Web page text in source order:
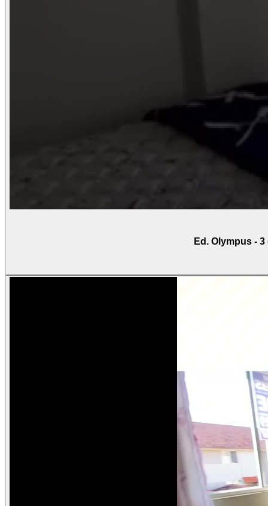
Ed. Olympus -